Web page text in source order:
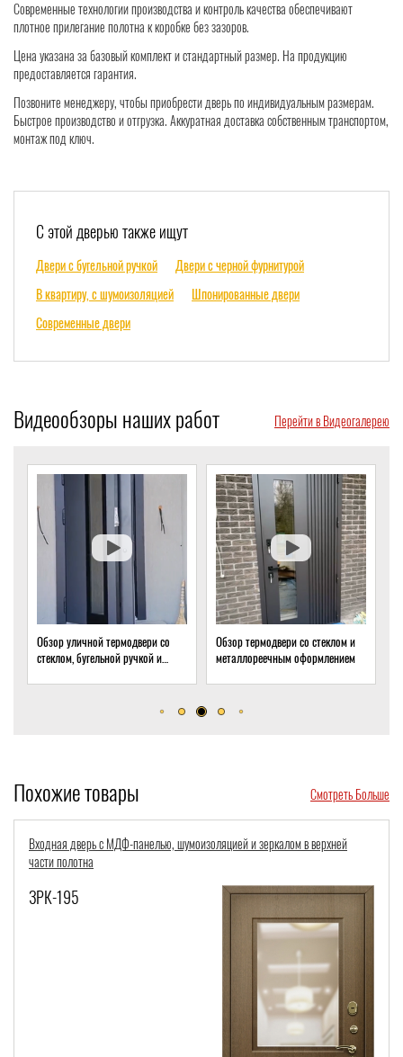
Современные технологии производства и контроль качества обеспечивают
плотное прилегание полотна к коробке без зазоров.
Цена указана за базовый комплект и стандартный размер. На продукцию
предоставляется гарантия.
Позвоните менеджеру, чтобы приобрести дверь по индивидуальным размерам.
Быстрое производство и отгрузка. Аккуратная доставка собственным транспортом,
монтаж под ключ.
С этой дверью также ищут
Двери с бугельной ручкой
Двери с черной фурнитурой
В квартиру, с шумоизоляцией
Шпонированные двери
Современные двери
Видеообзоры наших работ Перейти в Видеогалерею
Обзор уличной термодвери со
стеклом, бугельной ручкой и
Обзор термодвери со стеклом и
металлореечным оформлением
Похожие товары Смотреть Больше
Входная дверь с МДФ-панелью, шумоизоляцией и зеркалом в верхней
части полотна
ЗРК-195